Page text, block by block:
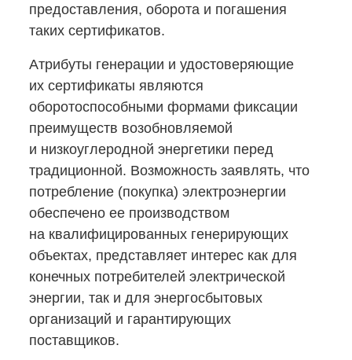
предоставления, оборота и погашения
таких сертификатов.
Атрибуты генерации и удостоверяющие
их сертификаты являются
оборотоспособными формами фиксации
преимуществ возобновляемой
и низкоуглеродной энергетики перед
традиционной. Возможность заявлять, что
потребление (покупка) электроэнергии
обеспечено ее производством
на квалифицированных генерирующих
объектах, представляет интерес как для
конечных потребителей электрической
энергии, так и для энергосбытовых
организаций и гарантирующих
поставщиков.